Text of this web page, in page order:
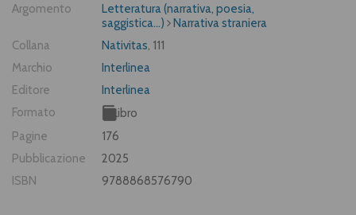
Argomento
Letteratura (narrativa, poesia,
saggistica...)
Narrativa straniera
Collana
Nativitas, 111
Marchio
Interlinea
Editore
Interlinea
Formato
Libro
Pagine
176
Pubblicazione
2025
ISBN
9788868576790